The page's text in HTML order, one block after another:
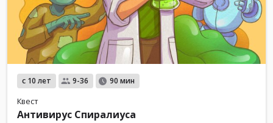
с 10 лет 9-36 90 мин
Квест
Антивирус Спиралиуса